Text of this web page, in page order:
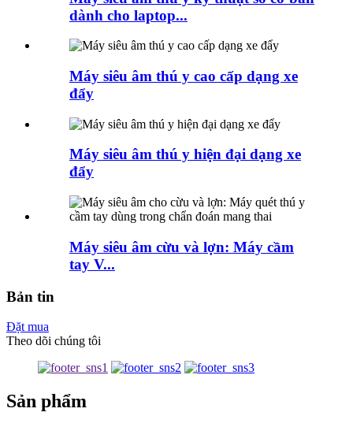
dành cho laptop...
Máy siêu âm thú y cao cấp dạng xe
đẩy
Máy siêu âm thú y hiện đại dạng xe
đẩy
Máy siêu âm cừu và lợn: Máy cầm
tay V...
Bản tin
Đặt mua
Theo dõi chúng tôi
Sản phẩm